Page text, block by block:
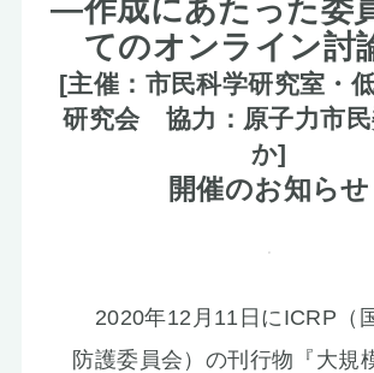
―作成にあたった委
てのオンライン討
[主催：市民科学研究室・
研究会 協力：原子力市民
か]
開催のお知らせ
2020年12月11日にICRP（
防護委員会）の刊行物『大規